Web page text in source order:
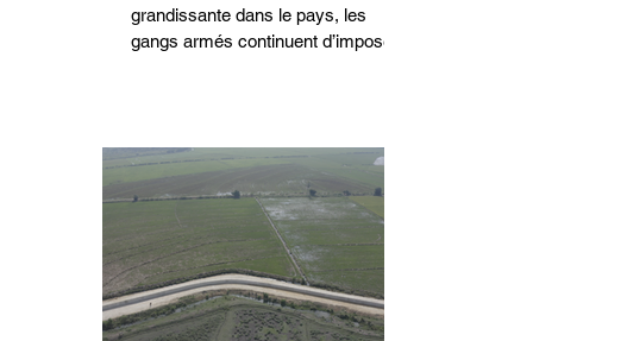
grandissante dans le pays, les
gangs armés continuent d’imposer
utilisent pour asservir les
communautés. Face à cet
instrument de punition et de contrôle
qui déshumanise des milliers de
femmes et de filles, ce sont les
organisations non
gouvernementales (ONG) qui se
retrouvent en première ligne pour